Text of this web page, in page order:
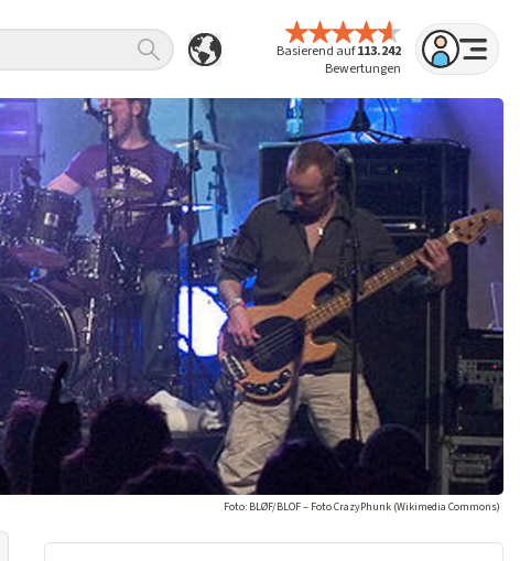
Basierend auf113.242
Bewertungen
Foto: BLØF/BLOF – Foto CrazyPhunk (Wikimedia Commons)